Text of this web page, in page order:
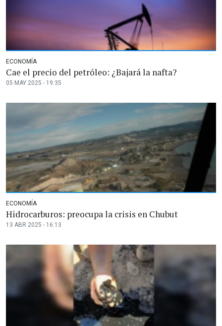
ECONOMÍA
Cae el precio del petróleo: ¿Bajará la nafta?
05 MAY 2025 - 19:35
ECONOMÍA
Hidrocarburos: preocupa la crisis en Chubut
13 ABR 2025 - 16:13